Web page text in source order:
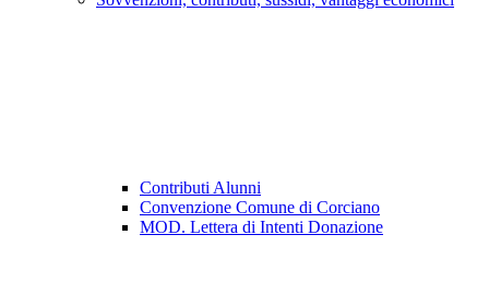
Contributi Alunni
Convenzione Comune di Corciano
MOD. Lettera di Intenti Donazione